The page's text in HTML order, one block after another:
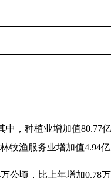
中，种植业增加值80.77
林牧渔服务业增加值4.94
万公顷，比上年增加0.78